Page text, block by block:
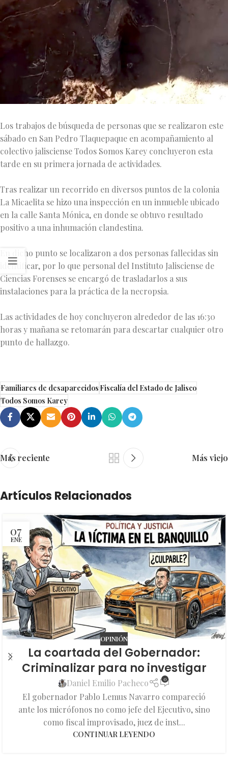
Los trabajos de búsqueda de personas que se realizaron este
sábado en San Pedro Tlaquepaque en acompañamiento al
colectivo jalisciense Todos Somos Karey concluyeron esta
tarde en su primera jornada de actividades.
Tras realizar un recorrido en diversos puntos de la colonia
La Micaelita se hizo una inspección en un inmueble ubicado
en la calle Santa Mónica, en donde se obtuvo resultado
positivo a una inhumación clandestina.
En dicho punto se localizaron a dos personas fallecidas sin
identificar, por lo que personal del Instituto Jalisciense de
Ciencias Forenses se encargó de trasladarlos a sus
instalaciones para la práctica de la necropsia.
Las actividades de hoy concluyeron alrededor de las 16:30
horas y mañana se retomarán para descartar cualquier otro
punto de hallazgo.
Familiares de desaparecidosFiscalía del Estado de Jalisco
Todos Somos Karey
Más reciente Más viejo
Artículos Relacionados
07
ENE
OPINIÓN
La coartada del Gobernador:
Criminalizar para no investigar
Daniel Emilio Pacheco 0
El gobernador Pablo Lemus Navarro compareció
ante los micrófonos no como jefe del Ejecutivo, sino
como fiscal improvisado, juez de inst...
CONTINUAR LEYENDO